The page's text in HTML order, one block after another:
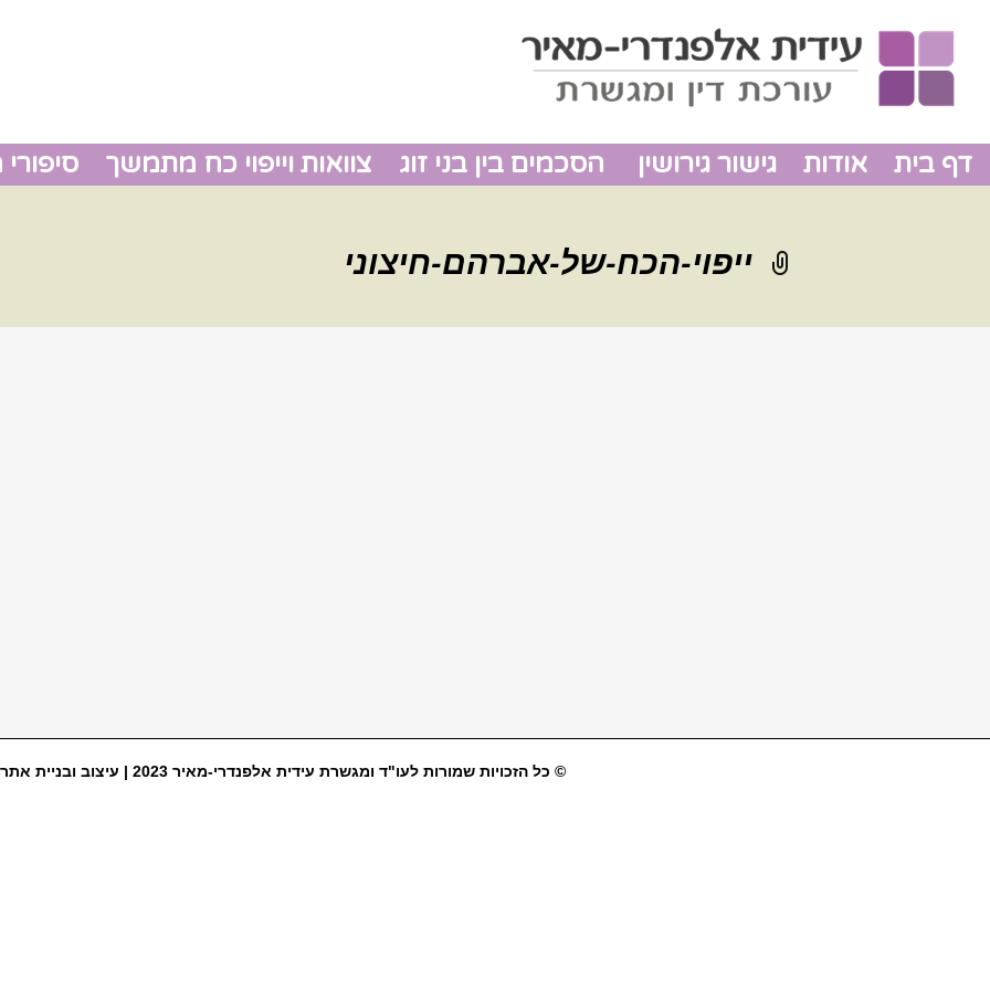
דף בית אודות גישור גירושין הסכמים בין בני זוג צוואות וייפוי כח מתמשך
ייפוי-הכח-של-אברהם-חיצוני
© כל הזכויות שמורות לעו"ד ומגשרת עידית אלפנדרי-מאיר 2023 | עיצוב ובניית